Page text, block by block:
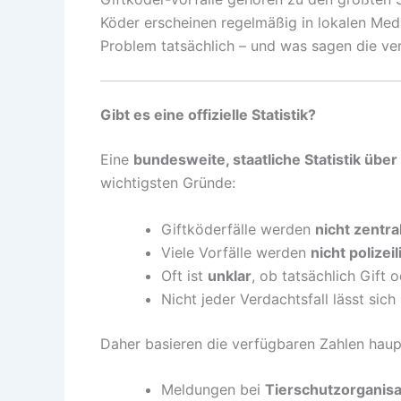
Köder erscheinen regelmäßig in lokalen
Problem tatsächlich – und was sagen die
Gibt es eine offizielle Statistik?
Eine bundesweite, staatliche Statistik
wichtigsten Gründe:
Giftköderfälle werden nicht
Viele Vorfälle werden nicht
Oft ist unklar, ob tatsächlich Gift
Nicht jeder Verdachtsfall lässt
Daher basieren die verfügbaren Zahlen
Meldungen bei